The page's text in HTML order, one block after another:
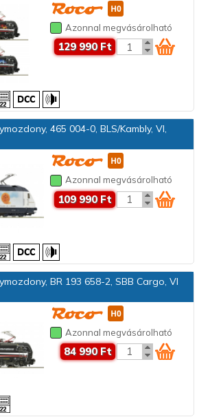
Azonnal megvásárolható
129 990 Ft
465 004-0, BLS/Kambly, VI,
Azonnal megvásárolható
109 990 Ft
BR 193 658-2, SBB Cargo, VI
Azonnal megvásárolható
84 990 Ft